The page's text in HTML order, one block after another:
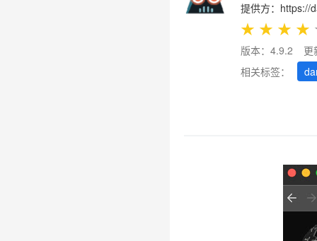
提供方：https://
★ ★ ★ ★
版本：4.9.2
更
相关标签：